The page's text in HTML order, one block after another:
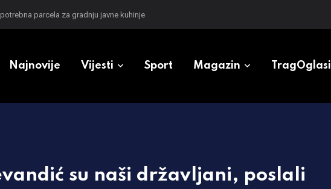
u Srpskoj
Najnovije Vijesti Sport Magazin TragOglasi
su naši državljani, poslali